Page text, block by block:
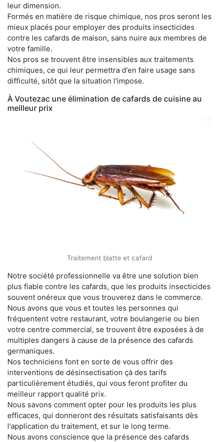
leur dimension.
Formés en matière de risque chimique, nos pros seront les
mieux placés pour employer des produits insecticides
contre les cafards de maison, sans nuire aux membres de
votre famille.
Nos pros se trouvent être insensibles aux traitements
chimiques, ce qui leur permettra d'en faire usage sans
difficulté, sitôt que la situation l'impose.
À Voutezac une élimination de cafards de cuisine au
meilleur prix
Traitement blatte et cafard
Notre société professionnelle va être une solution bien
plus fiable contre les cafards, que les produits insecticides
souvent onéreux que vous trouverez dans le commerce.
Nous avons que vous et toutes les personnes qui
fréquentent votre restaurant, votre boulangerie ou bien
votre centre commercial, se trouvent être exposées à de
multiples dangers à cause de la présence des cafards
germaniques.
Nos techniciens font en sorte de vous offrir des
interventions de désinsectisation çà des tarifs
particulièrement étudiés, qui vous feront profiter du
meilleur rapport qualité prix.
Nous savons comment opter pour les produits les plus
efficaces, qui donneront des résultats satisfaisants dès
l'application du traitement, et sur le long terme.
Nous avons conscience que la présence des cafards